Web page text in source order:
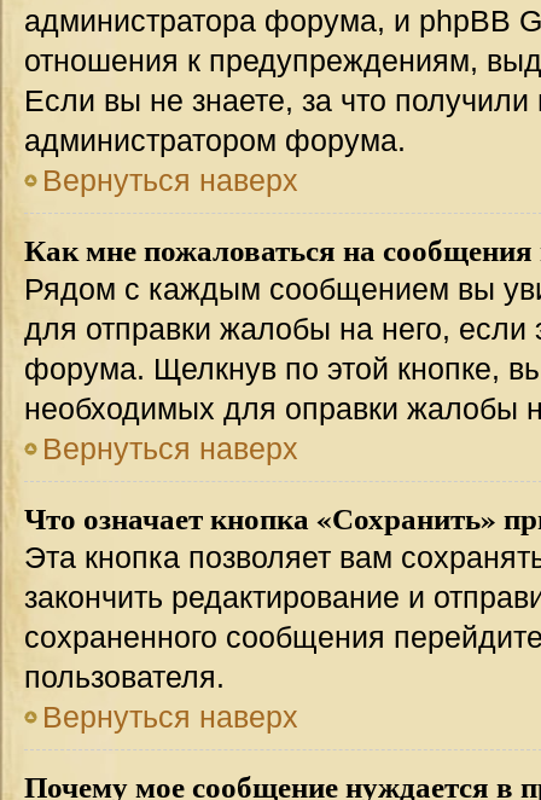
администратора форума, и phpBB
отношения к предупреждениям,
Если вы не знаете, за что
администратором форума.
Вернуться наверх
Как мне пожаловаться на сообщения
Рядом с каждым сообщением вы
для отправки жалобы на него,
форума. Щелкнув по этой кнопке,
необходимых для оправки жалобы
Вернуться наверх
Что означает кнопка «Сохранить»
Эта кнопка позволяет вам
закончить редактирование и
сохраненного сообщения
пользователя.
Вернуться наверх
Почему мое сообщение нуждается в